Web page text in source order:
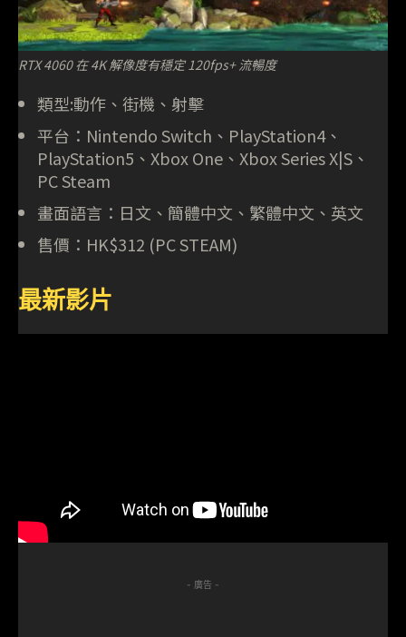
RTX 4060 在 4K 解像度有穩定 120fps+ 流暢度
類型:動作、街機、射擊
平台：Nintendo Switch、PlayStation4、
PlayStation5、Xbox One、Xbox Series X|S、
PC Steam
畫面語言：日文、簡體中文、繁體中文、英文
售價：HK$312 (PC STEAM)
最新影片
- 廣告 -